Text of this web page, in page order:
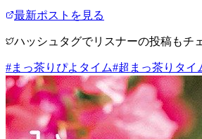
最新ポストを見る
ハッシュタグでリスナーの投稿もチ
#まっ茶りぴよタイム#超まっ茶りタイ